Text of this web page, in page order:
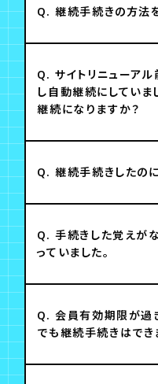
Q. 継続手続きの方法
Q. サイトリニューア
し自動継続にしていま
継続になりますか？
Q. 継続手続きしたの
Q. 手続きした覚えが
っていました。
Q. 会員有効期限が過
でも継続手続きはでき